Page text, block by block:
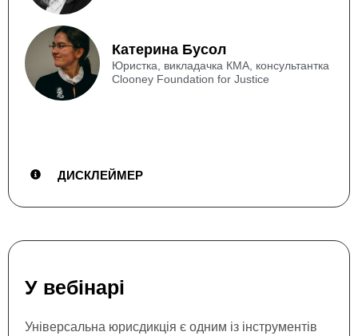
Катерина Бусол
Юристка, викладачка КМА, консультантка
Clooney Foundation for Justice
ДИСКЛЕЙМЕР
У вебінарі
Універсальна юрисдикція є одним із інструментів